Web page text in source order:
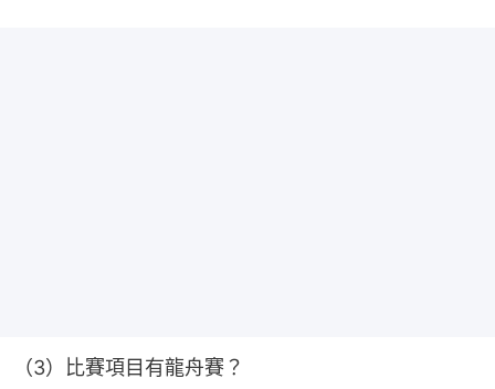
（3）比賽項目有龍舟賽？